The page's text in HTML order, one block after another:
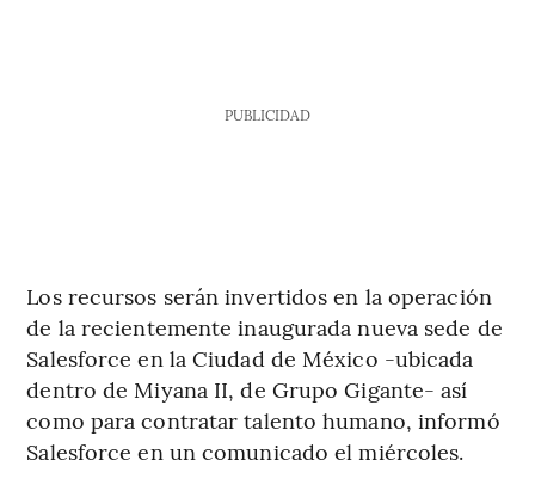
PUBLICIDAD
Los recursos serán invertidos en la operación
de la recientemente inaugurada nueva sede de
Salesforce en la Ciudad de México -ubicada
dentro de Miyana II, de Grupo Gigante- así
como para contratar talento humano, informó
Salesforce en un comunicado el miércoles.